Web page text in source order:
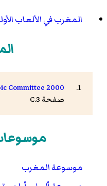
المغرب في الألعاب
Committee 2000
صفحة C.3
موسوعة المغرب